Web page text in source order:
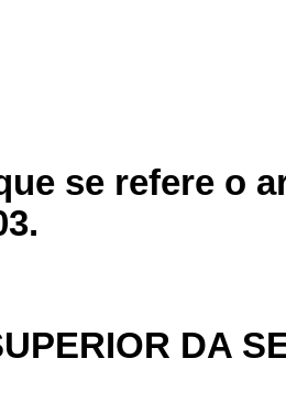
se refere o
DA